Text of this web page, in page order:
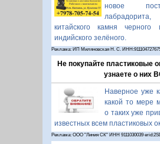
новое
китайского камня
индийского зелёного.
Реклама: ИП Миляновская Н. С.
Не покупайте пластиковые
узнаете о них
Наверное уже
какой то мере
о таких уже
известных всем пластиковых
Реклама: ООО "Линия СК" ИНН 9111030039